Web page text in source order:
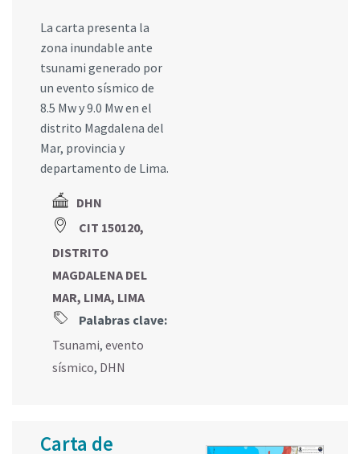
La carta presenta la
zona inundable ante
tsunami generado por
un evento sísmico de
8.5 Mw y 9.0 Mw en el
distrito Magdalena del
Mar, provincia y
departamento de Lima.
DHN
CIT 150120,
DISTRITO
MAGDALENA DEL
MAR, LIMA, LIMA
Palabras clave:
Tsunami, evento
sísmico, DHN
Carta de